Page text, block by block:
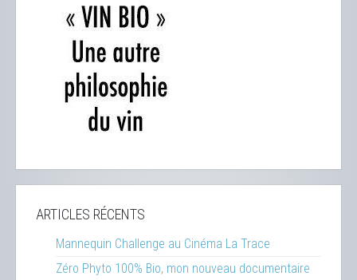
ARTICLES RÉCENTS
Mannequin Challenge au Cinéma La Trace
Zéro Phyto 100% Bio, mon nouveau documentaire